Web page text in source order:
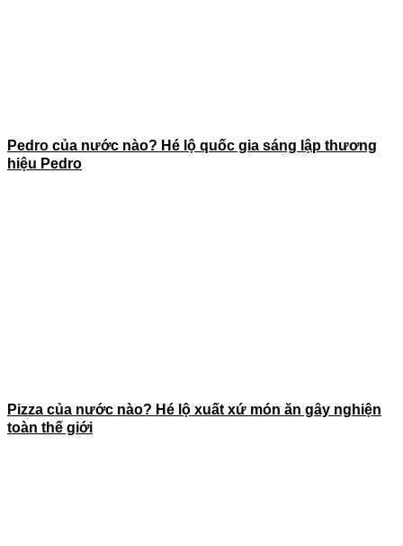
Pedro của nước nào? Hé lộ quốc gia sáng lập thương
hiệu Pedro
Pizza của nước nào? Hé lộ xuất xứ món ăn gây nghiện
toàn thế giới